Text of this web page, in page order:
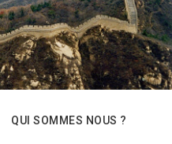
QUI SOMMES NOUS ?